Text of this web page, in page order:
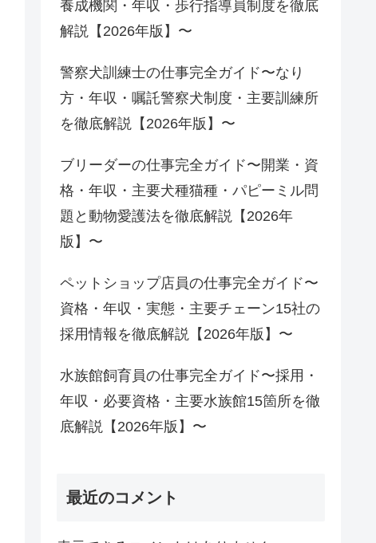
養成機関・年収・歩行指導員制度を徹底
解説【2026年版】〜
警察犬訓練士の仕事完全ガイド〜なり
方・年収・嘱託警察犬制度・主要訓練所
を徹底解説【2026年版】〜
ブリーダーの仕事完全ガイド〜開業・資
格・年収・主要犬種猫種・パピーミル問
題と動物愛護法を徹底解説【2026年
版】〜
ペットショップ店員の仕事完全ガイド〜
資格・年収・実態・主要チェーン15社の
採用情報を徹底解説【2026年版】〜
水族館飼育員の仕事完全ガイド〜採用・
年収・必要資格・主要水族館15箇所を徹
底解説【2026年版】〜
最近のコメント